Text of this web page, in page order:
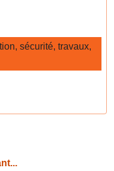
sécurité, travaux,